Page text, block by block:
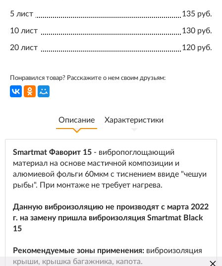
5 лист 135 руб.
10 лист 130 руб.
20 лист 120 руб.
Понравился товар? Расскажите о нем своим друзьям:
Описание Характеристики
Smartmat Фаворит 15 - вибропоглощающий
материал на основе мастичной композиции и
алюмиевой фольги 60мкм с тиснением ввиде "чешуи
рыбы". При монтаже не требует нагрева.
Данную виброизоляцию не производят с марта 2022
г. на замену пришла виброизоляция Smartmat Black
15
Рекомендуемые зоны применения: виброизоляция
крыши, крышка багажника, капота.